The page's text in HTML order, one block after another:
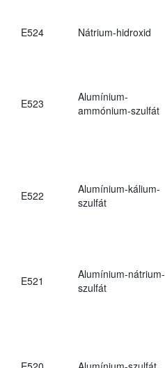
E524 Nátrium-hidroxid
E523
Alumínium-
ammónium-szulfát
E522
Alumínium-kálium-
szulfát
E521
Alumínium-nátrium-
szulfát